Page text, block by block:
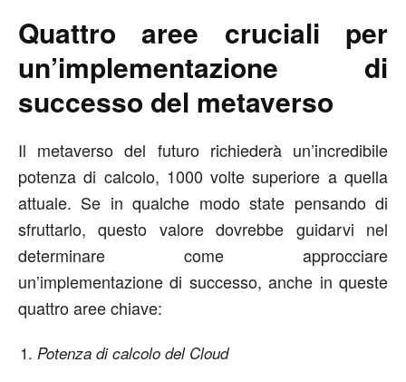
Quattro aree cruciali per
un’implementazione di
successo del metaverso
Il metaverso del futuro richiederà un’incredibile
potenza di calcolo, 1000 volte superiore a quella
attuale. Se in qualche modo state pensando di
sfruttarlo, questo valore dovrebbe guidarvi nel
determinare come approcciare
un’implementazione di successo, anche in queste
quattro aree chiave:
Potenza di calcolo del Cloud